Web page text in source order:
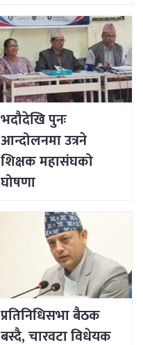
भदौदेखि पुनः
आन्दोलनमा उत्रने
शिक्षक महासंघको
घोषणा
प्रतिनिधिसभा बैठक
बस्दै, चारवटा विधेयक